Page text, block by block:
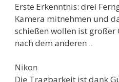
Erste Erkenntnis: drei
Kamera mitnehmen und
schießen wollen ist großer
nach dem anderen ..
Nikon
Die Tragbarkeit ist dank